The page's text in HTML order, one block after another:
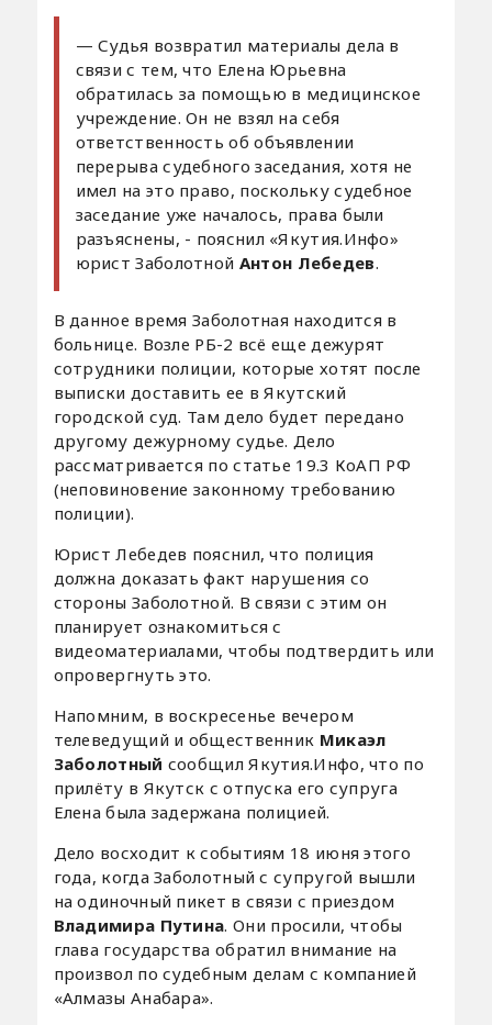
— Судья возвратил материалы дела в
связи с тем, что Елена Юрьевна
обратилась за помощью в медицинское
учреждение. Он не взял на себя
ответственность об объявлении
перерыва судебного заседания, хотя не
имел на это право, поскольку судебное
заседание уже началось, права были
разъяснены, - пояснил «Якутия.Инфо»
юрист Заболотной Антон Лебедев.
В данное время Заболотная находится в
больнице. Возле РБ-2 всё еще дежурят
сотрудники полиции, которые хотят после
выписки доставить ее в Якутский
городской суд. Там дело будет передано
другому дежурному судье. Дело
рассматривается по статье 19.3 КоАП РФ
(неповиновение законному требованию
полиции).
Юрист Лебедев пояснил, что полиция
должна доказать факт нарушения со
стороны Заболотной. В связи с этим он
планирует ознакомиться с
видеоматериалами, чтобы подтвердить или
опровергнуть это.
Напомним, в воскресенье вечером
телеведущий и общественник Микаэл
Заболотный сообщил Якутия.Инфо, что по
прилёту в Якутск с отпуска его супруга
Елена была задержана полицией.
Дело восходит к событиям 18 июня этого
года, когда Заболотный с супругой вышли
на одиночный пикет в связи с приездом
Владимира Путина. Они просили, чтобы
глава государства обратил внимание на
произвол по судебным делам с компанией
«Алмазы Анабара».